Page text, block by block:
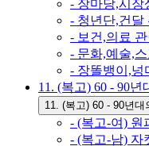
- 장마당,시장
- 청년단,건달
- 보건,의료 관
- 문화,예술,
- 장똘뱅이,넝
11. (복고) 60 - 90년
11. (복고) 60 - 90년대
- (복고-여) 원
- (복고-남) 자